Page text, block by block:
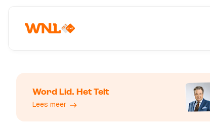
Word Lid. Het Telt
Lees meer